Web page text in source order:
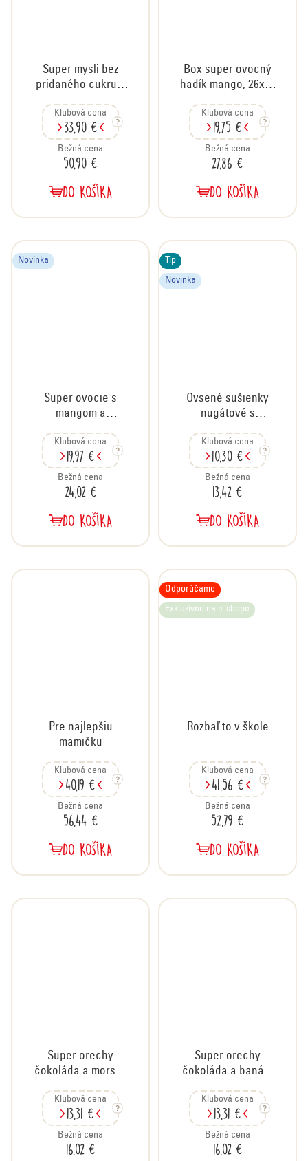
Super mysli bez
pridaného cukru s
x 500 g
Klubová cena
33,90 €
Bežná cena
50,90 €
DO KOŠÍKA
Box super ovocný
hadík mango, 26x20
Klubová cena
19,75 €
Bežná cena
27,86 €
DO KOŠÍKA
Novinka
Super ovocie s
mangom a
30x30 g
Klubová cena
19,97 €
Bežná cena
24,02 €
DO KOŠÍKA
Novinka
Tip
Ovsené sušienky
nugátové s
24x60 g
Klubová cena
10,30 €
Bežná cena
13,42 €
DO KOŠÍKA
Pre najlepšiu
mamičku
Klubová cena
40,19 €
Bežná cena
56,44 €
DO KOŠÍKA
Exkluzívne na e-shope
Odporúčame
Rozbaľ to v škole
Klubová cena
41,56 €
Bežná cena
52,79 €
DO KOŠÍKA
Super orechy
čokoláda a morská
Klubová cena
13,31 €
Bežná cena
16,02 €
Super orechy
čokoláda a banán,
Klubová cena
13,31 €
Bežná cena
16,02 €